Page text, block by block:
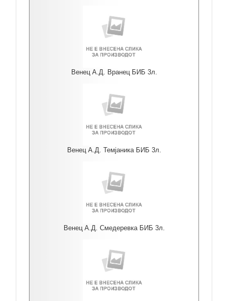
Венец А.Д. Вранец БИБ 3л.
Венец А.Д. Темјаника БИБ 3л.
Венец А.Д. Смедеревка БИБ 3л.